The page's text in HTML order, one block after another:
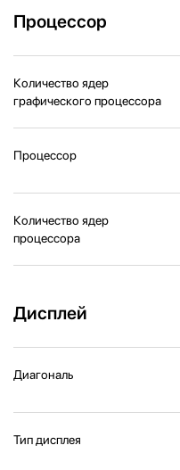
Процессор
Количество ядер
графического процессора
Процессор
Количество ядер
процессора
Дисплей
Диагональ
Тип дисплея